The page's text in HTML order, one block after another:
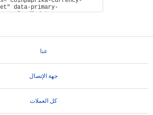
عنا
جهة الإتصال
كل العملات